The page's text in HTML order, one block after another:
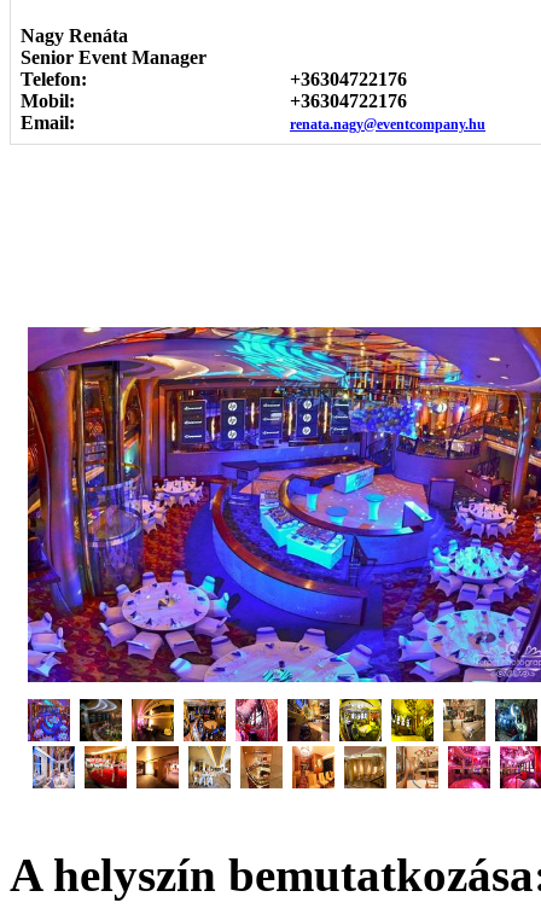
Nagy Renáta
Senior Event Manager
Telefon:
+36304722176
Mobil:
+36304722176
Email:
renata.nagy@eventcompany.hu
A helyszín